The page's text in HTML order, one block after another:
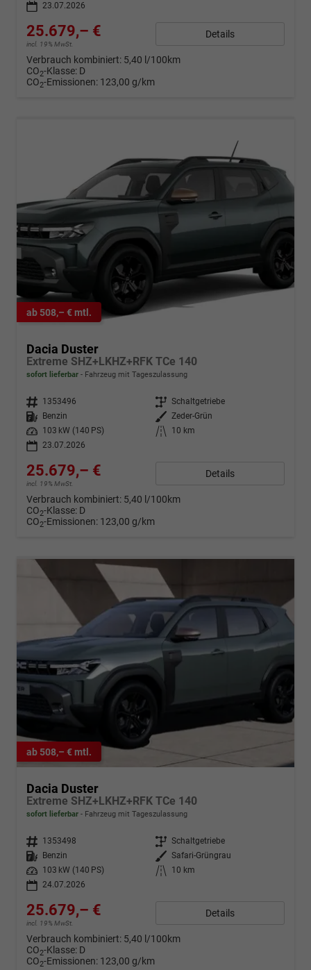
23.07.2026
25.679,– €
incl. 19% MwSt.
Details
Verbrauch kombiniert: 5,40 l/100km
CO2-Klasse: D
CO2-Emissionen: 123,00 g/km
ab 508,– € mtl.
Dacia Duster
Extreme SHZ+LKHZ+RFK TCe 140
sofort lieferbar Fahrzeug mit Tageszulassung
Fahrzeugnr. 1353496 Getriebe Schaltgetriebe
Kraftstoff
Benzin Außenfarbe Zeder-Grün
Leistung
103 kW (140 PS) Kilometerstand
10 km
23.07.2026
25.679,– €
incl. 19% MwSt.
Details
Verbrauch kombiniert: 5,40 l/100km
CO2-Klasse: D
CO2-Emissionen: 123,00 g/km
ab 508,– € mtl.
Dacia Duster
Extreme SHZ+LKHZ+RFK TCe 140
sofort lieferbar Fahrzeug mit Tageszulassung
Fahrzeugnr. 1353498 Getriebe Schaltgetriebe
Kraftstoff
Benzin Außenfarbe Safari-Grüngrau
Leistung
103 kW (140 PS) Kilometerstand
10 km
24.07.2026
25.679,– €
incl. 19% MwSt.
Details
Verbrauch kombiniert: 5,40 l/100km
CO2-Klasse: D
CO2-Emissionen: 123,00 g/km